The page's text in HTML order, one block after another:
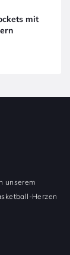
mit
unserem
Herzen